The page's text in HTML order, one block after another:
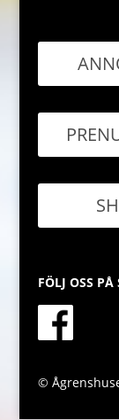
FÖLJ OSS
©